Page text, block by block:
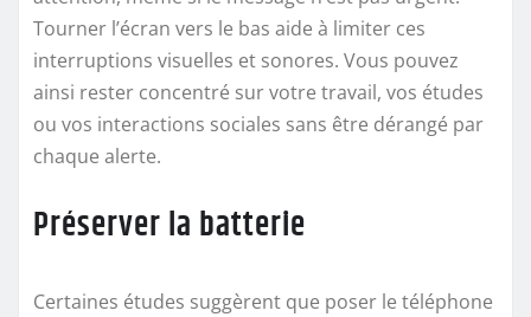
Tourner l’écran vers le bas aide à limiter ces
interruptions visuelles et sonores. Vous pouvez
ainsi rester concentré sur votre travail, vos études
ou vos interactions sociales sans être dérangé par
chaque alerte.
Préserver la batterie
Certaines études suggèrent que poser le téléphone